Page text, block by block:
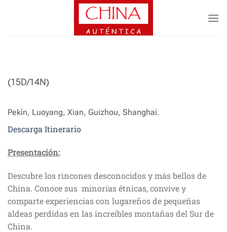
(15D/14N)
Pekín, Luoyang, Xian, Guizhou, Shanghai.
Descarga Itinerario
Presentación:
Descubre los rincones desconocidos y más bellos de
China. Conoce sus minorías étnicas, convive y
comparte experiencias con lugareños de pequeñas
aldeas perdidas en las increíbles montañas del Sur de
China.